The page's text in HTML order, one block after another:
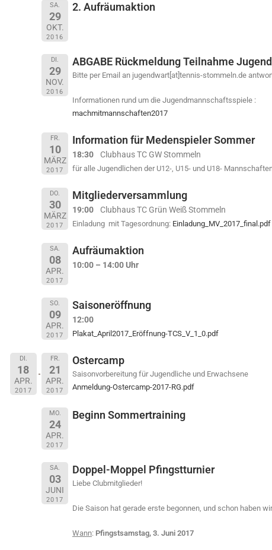
SA.
29
OKT.
2016
2. Aufräumaktion
DI.
29
NOV.
2016
ABGABE Rückmeldung Teilnahme
Bitte per Email an jugendwart[at]tennis-stommeln.de
Informationen rund um die Jugendmannschaftsspiele :
machmitmannschaften2017
FR.
10
MÄRZ
2017
Information für Medenspieler Sommer
18:30 Clubhaus TC GW Stommeln
für alle Jugendlichen der U12-, U15- und U18-
DO.
30
MÄRZ
2017
Mitgliederversammlung
19:00 Clubhaus TC Grün Weiß Stommeln
Einladung mit Tagesordnung: Einladung_MV_2017_final.pdf
SA.
08
APR.
2017
Aufräumaktion
10:00 – 14:00 Uhr
SO.
09
APR.
2017
Saisoneröffnung
12:00
Plakat_April2017_Eröffnung-TCS_V_1_0.pdf
DI.
18
APR.
2017
FR.
21
APR.
2017
Ostercamp
Saisonvorbereitung für Jugendliche und Erwachsene
Anmeldung-Ostercamp-2017-RG.pdf
MO.
24
APR.
2017
Beginn Sommertraining
SA.
03
JUNI
2017
Doppel-Moppel Pfingstturnier
Liebe Clubmitglieder!
Die Saison hat gerade erste begonnen, und schon haben
Wann: Pfingstsamstag, 3. Juni 2017